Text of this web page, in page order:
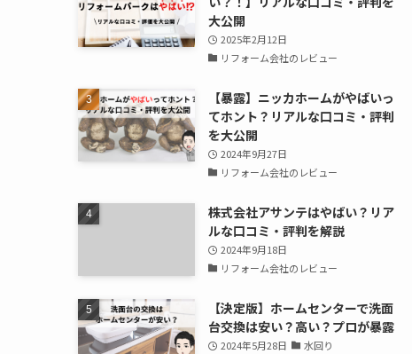
大公開
2025年2月12日
リフォーム会社のレビュー
【暴露】ニッカホームがやばいっ
てホント？リアルな口コミ・評判
を大公開
2024年9月27日
リフォーム会社のレビュー
株式会社アサンテはやばい？リア
ルな口コミ・評判を解説
2024年9月18日
リフォーム会社のレビュー
【決定版】ホームセンターで洗面
台交換は安い？高い？プロが暴露
2024年5月28日 水回り